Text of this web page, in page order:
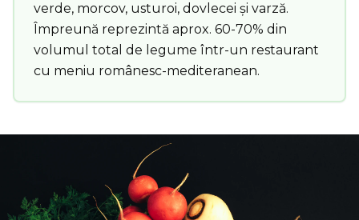
verde, morcov, usturoi, dovlecei și varză.
Împreună reprezintă aprox. 60-70% din
volumul total de legume într-un restaurant
cu meniu românesc-mediteranean.